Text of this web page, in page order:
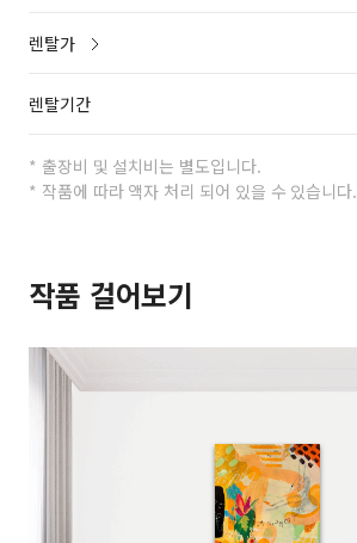
렌탈가
렌탈기간
* 출장비 및 설치비는 별도입니다.
* 작품에 따라 액자 처리 되어 있을 수 있습니다.
작품 걸어보기